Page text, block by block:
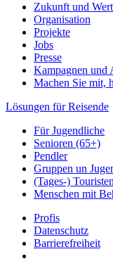
Zukunft und
Organisation
Projekte
Jobs
Presse
Kampagnen und
Machen Sie mit,
Lösungen für Reisende
Für Jugendliche
Senioren (65+)
Pendler
Gruppen un
(Tages-) Touristen
Menschen mit
Profis
Datenschutz
Barrierefreiheit